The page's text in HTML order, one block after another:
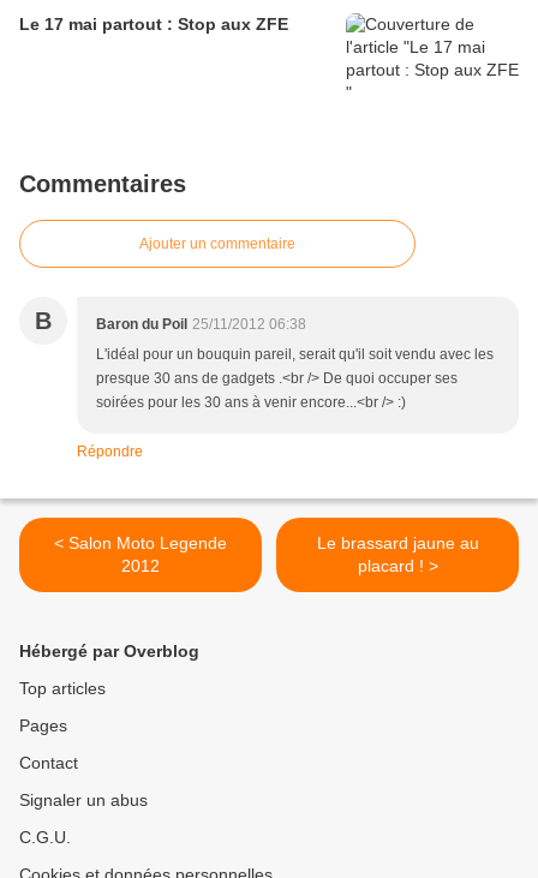
Le 17 mai partout : Stop aux ZFE
Commentaires
Ajouter un commentaire
B Baron du Poil 25/11/2012 06:38
L'idéal pour un bouquin pareil, serait qu'il soit vendu avec les
presque 30 ans de gadgets .<br /> De quoi occuper ses
soirées pour les 30 ans à venir encore...<br /> :)
Répondre
< Salon Moto Legende
2012
Le brassard jaune au
placard ! >
Hébergé par Overblog
Top articles
Pages
Contact
Signaler un abus
C.G.U.